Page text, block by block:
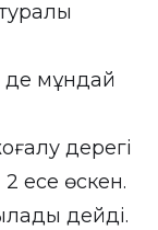
де мұндай
дерегі
есе өскен.
дейді.